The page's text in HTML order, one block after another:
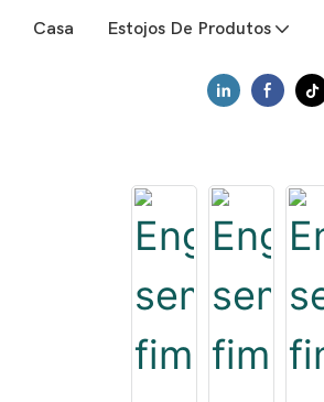
Casa Estojos De Produtos